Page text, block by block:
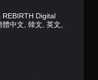
REBIRTH Digital
中文, 韓文, 英文,